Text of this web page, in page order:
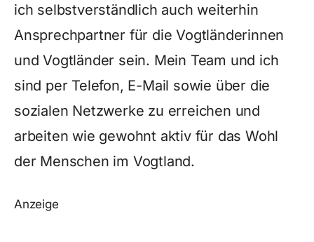
ich selbstverständlich auch weiterhin
Ansprechpartner für die Vogtländerinnen
und Vogtländer sein. Mein Team und ich
sind per Telefon, E-Mail sowie über die
sozialen Netzwerke zu erreichen und
arbeiten wie gewohnt aktiv für das Wohl
der Menschen im Vogtland.
Anzeige